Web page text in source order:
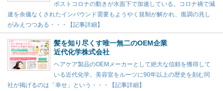
ポストコロナの動きが水面下で加速している。コロナ禍で減
速を余儀なくされたインバウンド需要もようやく規制が解かれ、復調の兆し
がみえつつある・・・【記事詳細】
髪を知り尽くす唯一無二のOEM企業
近代化学株式会社
ヘアケア製品のOEMメーカーとして絶大な信頼を獲得して
いる近代化学。美容室をルーツに90年以上の歴史を刻む同
社が掲げるのは「幸せ」という・・・【記事詳細】